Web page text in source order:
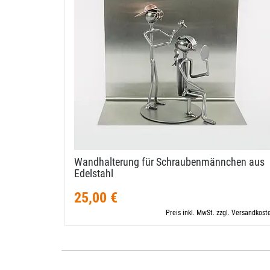
Wandhalterung für Schraubenmännchen aus
Edelstahl
25,00 €
Preis inkl. MwSt. zzgl.